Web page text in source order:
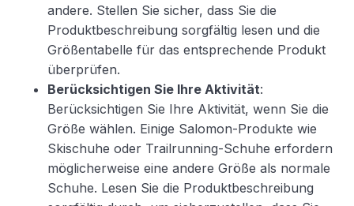
andere. Stellen Sie sicher, dass Sie die
Produktbeschreibung sorgfältig lesen und die
Größentabelle für das entsprechende Produkt
überprüfen.
Berücksichtigen Sie Ihre Aktivität:
Berücksichtigen Sie Ihre Aktivität, wenn Sie die
Größe wählen. Einige Salomon-Produkte wie
Skischuhe oder Trailrunning-Schuhe erfordern
möglicherweise eine andere Größe als normale
Schuhe. Lesen Sie die Produktbeschreibung